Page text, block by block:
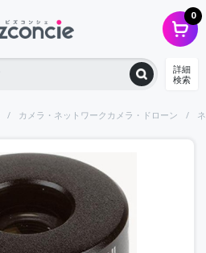
0
詳細
検索
カメラ・ネットワークカメラ・ドローン